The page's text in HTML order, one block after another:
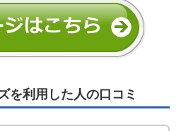
を利用した人の口コミ